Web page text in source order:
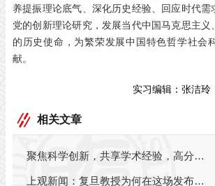
养提振理论底气、深化历史经验、回应时代需
党的创新理论研究，发展当代中国马克思主义、
的历史使命，为繁荣发展中国特色哲学社会
献。
实习编辑： 张洁玲
相关文章